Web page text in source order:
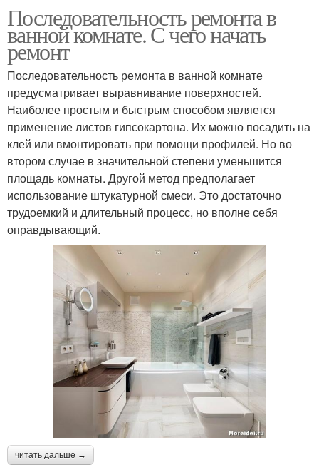
Последовательность ремонта в
ванной комнате. С чего начать
ремонт
Последовательность ремонта в ванной комнате
предусматривает выравнивание поверхностей.
Наиболее простым и быстрым способом является
применение листов гипсокартона. Их можно посадить на
клей или вмонтировать при помощи профилей. Но во
втором случае в значительной степени уменьшится
площадь комнаты. Другой метод предполагает
использование штукатурной смеси. Это достаточно
трудоемкий и длительный процесс, но вполне себя
оправдывающий.
читать дальше →